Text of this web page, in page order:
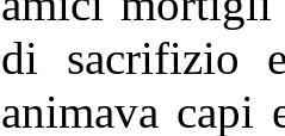
di sacrifizio
animava capi